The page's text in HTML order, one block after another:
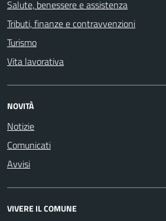
Salute, benessere e assistenza
Tributi, finanze e contravvenzioni
Turismo
Vita lavorativa
NOVITÀ
Notizie
Comunicati
Avvisi
VIVERE IL COMUNE